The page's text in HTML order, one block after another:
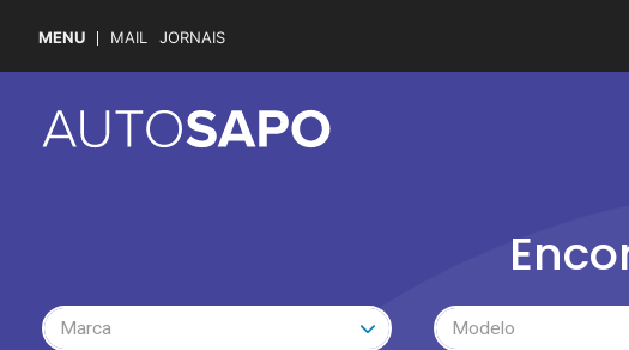
MENU MAIL JORNAIS
Marca Modelo